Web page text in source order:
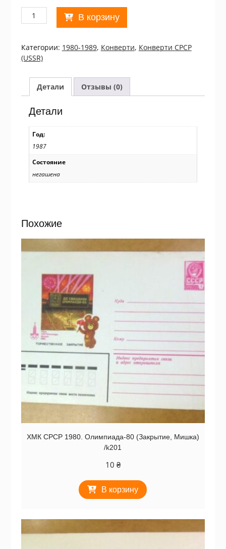
Количество
товара
СРСР
1987.
Давыдовский
/k205
В корзину
Категории: 1980-1989, Конверти, Конверти СРСР
(USSR)
Детали Отзывы (0)
Детали
Год:
1987
Состояние
негашена
Похожие
ХМК СРСР 1980. Олимпиада-80 (Закрытие, Мишка)
/k201
10 ₴
В корзину